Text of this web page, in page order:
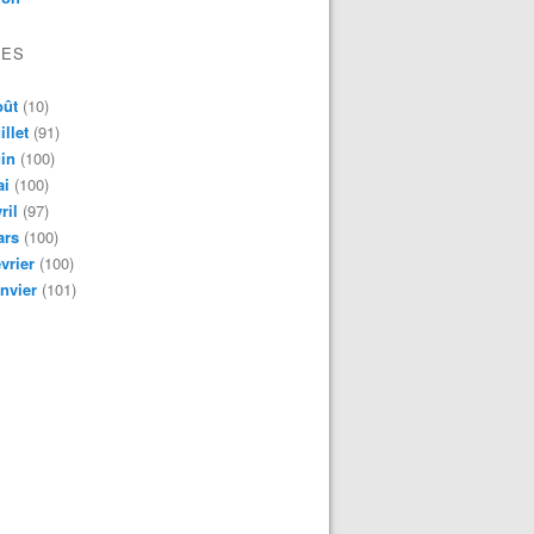
(10)
(91)
(100)
(100)
(97)
(100)
(100)
(101)